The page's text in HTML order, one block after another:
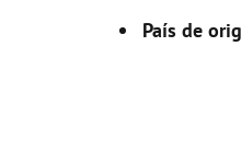
País de